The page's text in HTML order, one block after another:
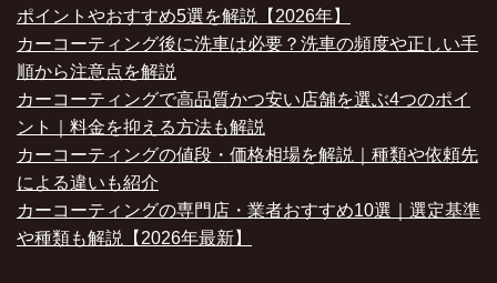
ポイントやおすすめ5選を解説【2026年】
カーコーティング後に洗車は必要？洗車の頻度や正しい手
順から注意点を解説
カーコーティングで高品質かつ安い店舗を選ぶ4つのポイ
ント｜料金を抑える方法も解説
カーコーティングの値段・価格相場を解説｜種類や依頼先
による違いも紹介
カーコーティングの専門店・業者おすすめ10選｜選定基準
や種類も解説【2026年最新】